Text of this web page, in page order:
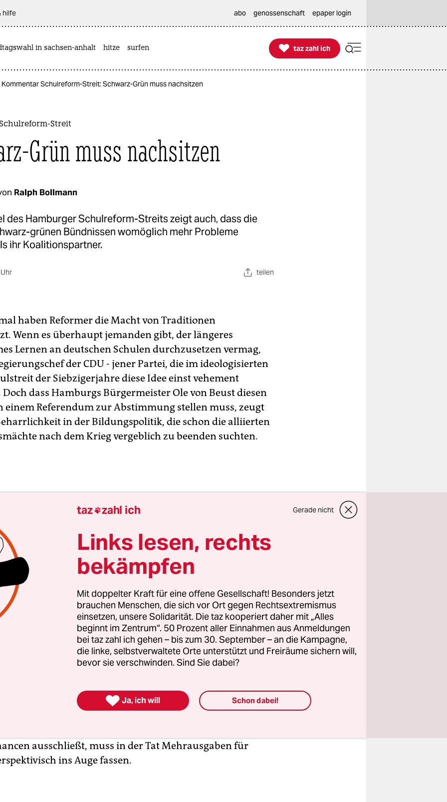
hilfe abo genossenschaft epaper login
in sachsen-anhalt hitze surfen 
taz zahl ich
taz zahl ich
Kommentar Schulreform-Streit: Schwarz-Grün muss nachsitzen
Streit
Grün muss nachsitzen
Ralph Bollmann
des Hamburger Schulreform-Streits zeigt auch, dass die
grünen Bündnissen womöglich mehr Probleme
ihr Koalitionspartner.
teilen
haben Reformer die Macht von Traditionen
Wenn es überhaupt jemanden gibt, der längeres
Lernen an deutschen Schulen durchzusetzen vermag,
der CDU - jener Partei, die im ideologisierten
der Siebzigerjahre diese Idee einst vehement
dass Hamburgs Bürgermeister Ole von Beust diesen
einem Referendum zur Abstimmung stellen muss, zeugt
in der Bildungspolitik, die schon die alliierten
nach dem Krieg vergeblich zu beenden suchten.
Treppenwitz, wenn ausgerechnet Hamburgs SPD gegen
auch von ihr favorisierte Modell zu Felde zöge. Von allen
Sozialstaat ablegte, würde sie sich damit
Zum langsamen Abrücken von den eigenen
ausschließt, muss in der Tat Mehrausgaben für
ins Auge fassen.
taz zahl ich Gerade nicht
Links lesen, rechts
bekämpfen
Mit doppelter Kraft für eine offene Gesellschaft! Besonders jetzt
brauchen Menschen, die sich vor Ort gegen Rechtsextremismus
einsetzen, unsere Solidarität. Die taz kooperiert daher mit „Alles
beginnt im Zentrum“. 50 Prozent aller Einnahmen aus Anmeldungen
bei taz zahl ich gehen – bis zum 30. September – an die Kampagne,
die linke, selbstverwaltete Orte unterstützt und Freiräume sichern will,
bevor sie verschwinden. Sind Sie dabei?
 Ja, ich will Schon dabei!